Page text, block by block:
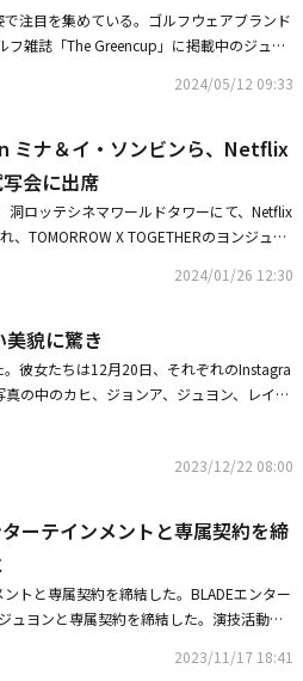
題に注目を集めている。ゴルフウェアブランド
フ雑誌「The Greencup」に掲載中のジュヨ
トを披露。新たなゴルフシーンをテーマに、
2024/05/12 09:33
ミナ＆イ・ソンビンら、Netflix
会に出席
ロッテシネマワールドタワーにて、Netflix
TOMORROW X TOGETHERのヨンジュ
、チャ・イェリョン、パク・ソンウン、ダ
・ドング、イ・ハンジュ、ソン・チェビ
なった世界、力だけが支配する無法地帯の
闘を描く作品で、Netflixで26日に配信され
2024/01/26 12:30
貌に驚き
彼女たちは12月20日、それぞれのInstagra
の中のカヒ、ジョンア、ジュヨン、レイ
メントを残した。ジョンアは「久々に会っ
ただ全てに感謝している。私たちも再びス
でも撮ってみようね」とコメントを残し
ジが誕生日を控えたカヒのためにケーキ
レイナも写真と共に「最近はいつも一人で
ことに改めて感謝した。天気は寒かったけ
文明特急」の「再びカムバックしても見逃
2023/12/22 08:00
ーテインメントと専属契約を締
トと専属契約を締結した。BLADEエンター
ュヨンと専属契約を締結した。演技活動だ
メンバーとしてデビューしたジュヨ
2023/11/17 18:41